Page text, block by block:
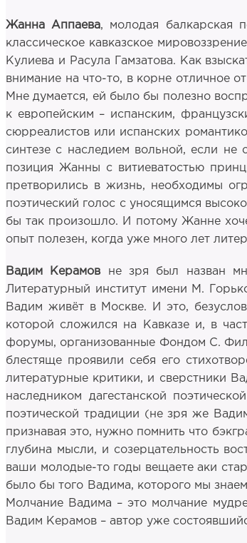
Жанна Аппаева, молодая балкарская
классическое кавказское
Кулиева и Расула Гамзатова. Как
внимание на что-то, в корне отличное
Мне думается, ей было бы полезно
к европейским – испанским,
сюрреалистов или испанских
синтезе с наследием вольной, если
позиция Жанны с витиеватостью
претворились в жизнь, необходимы
поэтический голос с уносящимся
бы так произошло. И потому Жанне
опыт полезен, когда уже много лет
Вадим Керамовне зря был назван
Литературный институт имени М.
Вадим живёт в Москве. И это,
которой сложился на Кавказе и, в
форумы, организованные Фондом С.
блестяще проявили себя его
литературные критики, и сверстники
наследником дагестанской
поэтической традиции (не зря же
признавая это, нужно помнить что
глубина мысли, и созерцательность
ваши молодые-то годы вещаете аки
было бы того Вадима, которого мы
Молчание Вадима – это молчание
Вадим Керамов – автор уже